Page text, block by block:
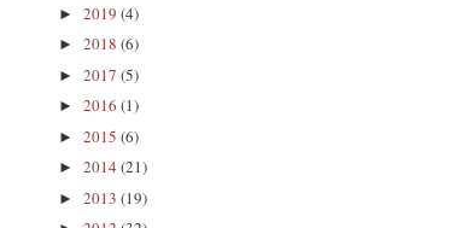
► 2019 (4)
► 2018 (6)
► 2017 (5)
► 2016 (1)
► 2015 (6)
► 2014 (21)
► 2013 (19)